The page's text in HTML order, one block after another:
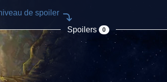
de spoiler
Spoilers
0